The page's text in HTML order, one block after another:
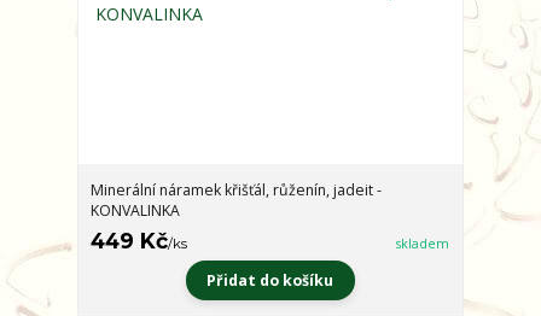
Minerální náramek křišťál, růženín, jadeit -
KONVALINKA
449 Kč/ks skladem
Přidat do košíku